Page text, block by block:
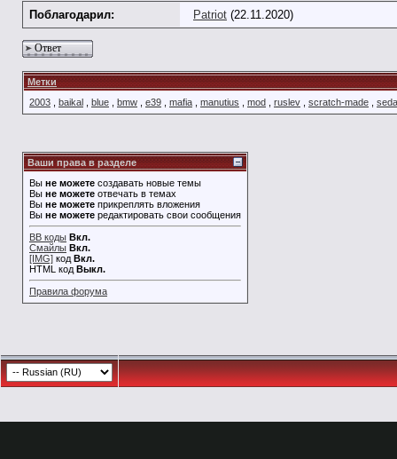
Поблагодарил: Patriot (22.11.2020)
Ответ
Метки
2003
baikal blue bmw e39 mafia manutius mod ruslev scratch-made
Ваши права в разделе
Вы не можете создавать новые темы
Вы не можете отвечать в темах
Вы не можете прикреплять вложения
Вы не можете редактировать свои сообщения
BB коды Вкл.
Смайлы Вкл.
[IMG] код Вкл.
HTML код Выкл.
Правила форума